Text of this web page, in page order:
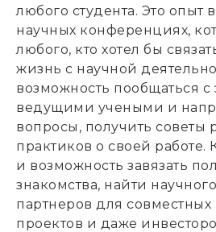
любого студента. Это опыт
научных конференциях,
любого, кто хотел бы
жизнь с научной
возможность пообщаться с
ведущими учеными и
вопросы, получить советы
практиков о своей работе.
и возможность завязать
знакомства, найти
партнеров для совместных
проектов и даже